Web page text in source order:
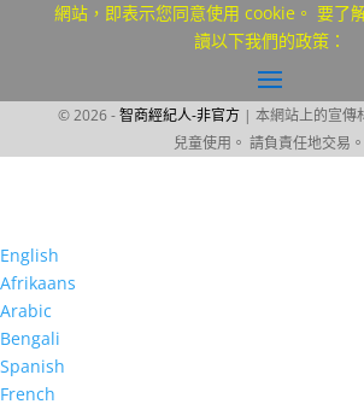
網站，即表示您同意使用 cookie。 要了
讀以下我們的政策：
© 2026 -智商經紀人-非官方| 本網站上的宣傳
兒童使用。 請負責任地交易。
English
Afrikaans
Arabic
Bengali
Spanish
French